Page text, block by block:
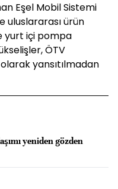
Eşel Mobil Sistemi
uluslararası ürün
yurt içi pompa
ÖTV
yansıtılmadan
yeniden gözden